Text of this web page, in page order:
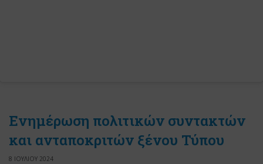
Ενημέρωση πολιτικών συντακτών
και ανταποκριτών ξένου Τύπου
8 ΙΟΥΛΙΟΥ 2024